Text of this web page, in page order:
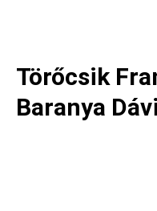
Törőcsik
Baranya